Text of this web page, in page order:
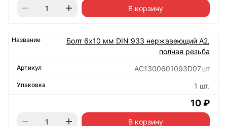
В корзину
Болт 6х10 мм DIN 933 нержавеющий А2,
полная резьба
АС1300601093D07шт
1 шт.
10 ₽
В корзину